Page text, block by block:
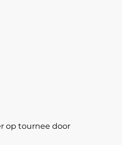
op tournee door